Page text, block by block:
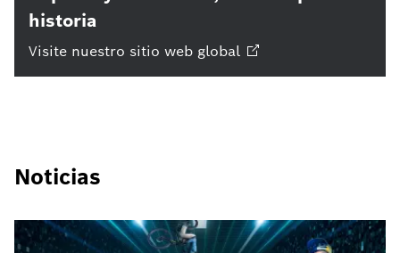
historia
Visite nuestro sitio web global
Noticias